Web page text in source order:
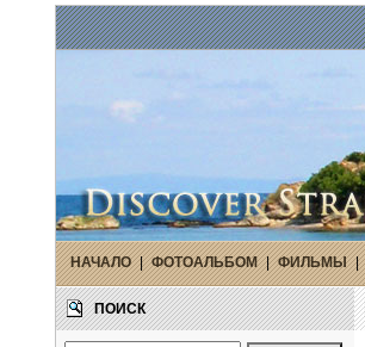
НАЧАЛО | ФОТОАЛЬБОМ | ФИЛЬМЫ |
ПОИСК